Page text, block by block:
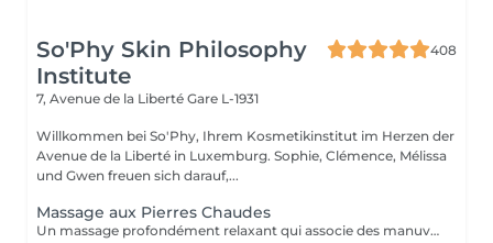
So'Phy Skin Philosophy
Institute
408
7, Avenue de la Liberté Gare L-1931
Willkommen bei So'Phy, Ihrem Kosmetikinstitut im Herzen der
Avenue de la Liberté in Luxemburg. Sophie, Clémence, Mélissa
und Gwen freuen sich darauf,...
Massage aux Pierres Chaudes
Un massage profondément relaxant qui associe des manuvres enveloppantes à la chaleur des pierres volcaniques. La chaleur diffuse permet de relâcher les tensions musculaires en profondeur, favorise la détente et procure une sensation immédiate de lâcher-prise. Les mouvements lents et harmonieux accompagnent le corps vers un état de relaxation intense, tout en améliorant la circulation et la sensation de légèreté. Un soin idéal pour se détendre profondément, relâcher le stress et retrouver un équilibre entre le corps et l'esprit.